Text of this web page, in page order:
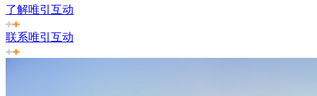
了解唯引互动
联系唯引互动